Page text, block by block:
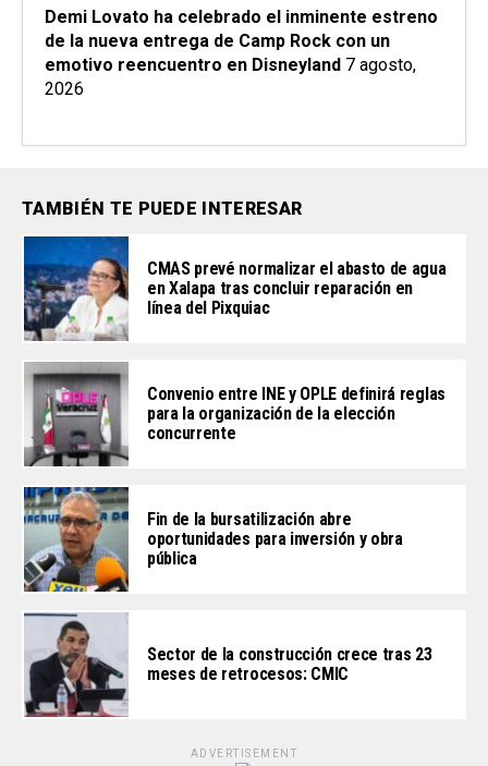
Demi Lovato ha celebrado el inminente estreno
de la nueva entrega de Camp Rock con un
emotivo reencuentro en Disneyland 7 agosto,
2026
TAMBIÉN TE PUEDE INTERESAR
CMAS prevé normalizar el abasto de agua
en Xalapa tras concluir reparación en
línea del Pixquiac
Convenio entre INE y OPLE definirá reglas
para la organización de la elección
concurrente
Fin de la bursatilización abre
oportunidades para inversión y obra
pública
Sector de la construcción crece tras 23
meses de retrocesos: CMIC
ADVERTISEMENT